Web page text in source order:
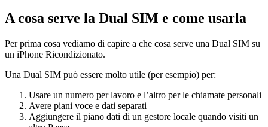
A cosa serve la Dual SIM e come usarla
Per prima cosa vediamo di capire a che cosa serve una Dual SIM su
un iPhone Ricondizionato.
Una Dual SIM può essere molto utile (per esempio) per:
Usare un numero per lavoro e l’altro per le chiamate personali
Avere piani voce e dati separati
Aggiungere il piano dati di un gestore locale quando visiti un